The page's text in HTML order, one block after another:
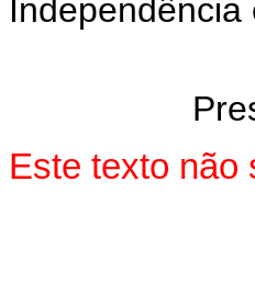
Independência
Este texto não